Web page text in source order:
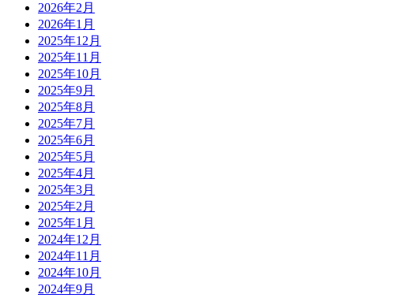
2026年2月
2026年1月
2025年12月
2025年11月
2025年10月
2025年9月
2025年8月
2025年7月
2025年6月
2025年5月
2025年4月
2025年3月
2025年2月
2025年1月
2024年12月
2024年11月
2024年10月
2024年9月